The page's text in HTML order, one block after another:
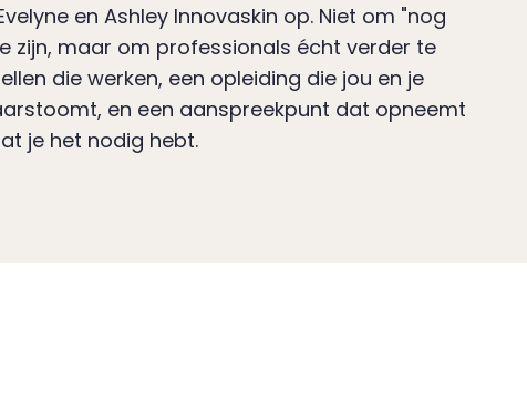
en Ashley Innovaskin op. Niet om "nog
zijn, maar om professionals écht verder te
die werken, een opleiding die jou en je
en een aanspreekpunt dat opneemt
je het nodig hebt.